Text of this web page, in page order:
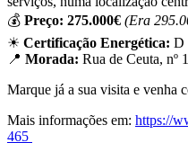
💰 Preço: 275.000€ (Era
☀ Certificação Energética: D
📍 Morada: Rua de Ceuta, nº
Marque já a sua visita e venha
Mais informações em: https://
465